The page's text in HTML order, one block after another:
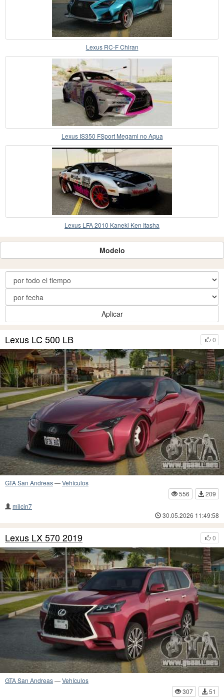
Lexus RC-F Chiran
Lexus IS350 FSport Megami no Aqua
Lexus LFA 2010 Kaneki Ken Itasha
Modelo
Aplicar
0
Lexus LC 500 LB
GTA San Andreas—Vehículos
556
209
milcin7
30.05.2026 11:49:58
0
Lexus LX 570 2019
GTA San Andreas—Vehículos
307
51